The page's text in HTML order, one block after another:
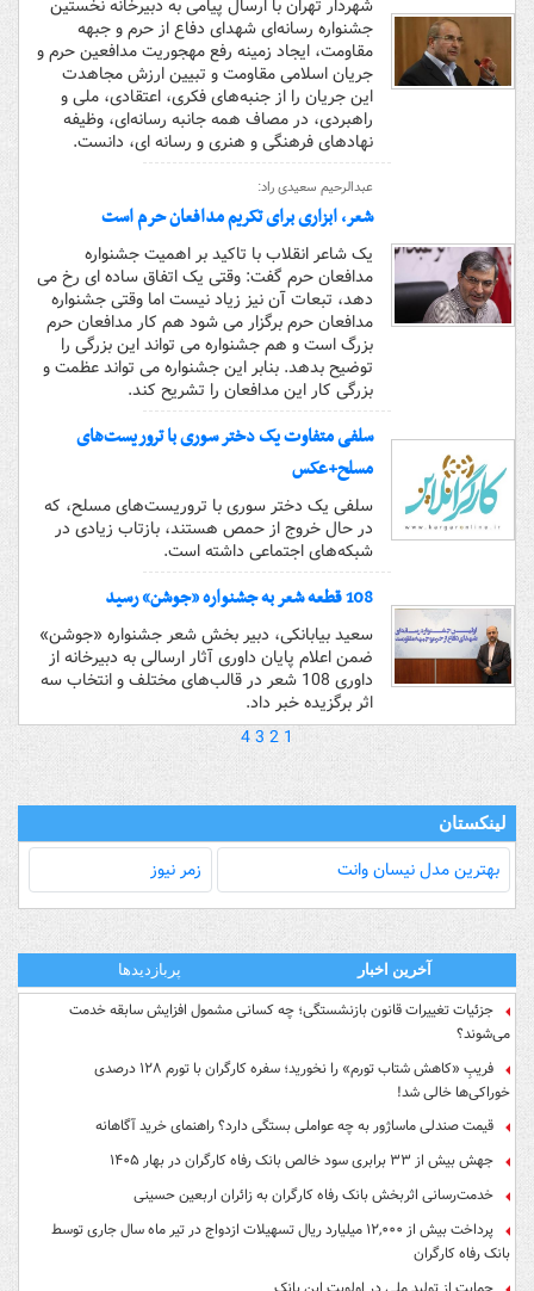
شهردار تهران با ارسال پیامی به دبیرخانه نخستین
جشنواره رسانه‌ای شهدای دفاع از حرم و جبهه
مقاومت، ایجاد زمینه رفع مهجوریت مدافعین حرم و
جریان اسلامی مقاومت و تبیین ارزش مجاهدت
این جریان را از جنبه‌های فکری، اعتقادی، ملی و
راهبردی، در مصاف همه جانبه رسانه‌ای، وظیفه
نهادهای فرهنگی و هنری و رسانه ای، دانست.
عبدالرحیم سعیدی راد:
شعر، ابزاری برای تکریم مدافعان حرم است
یک شاعر انقلاب با تاکید بر اهمیت جشنواره
مدافعان حرم گفت: وقتی یک اتفاق ساده ای رخ می
دهد، تبعات آن نیز زیاد نیست اما وقتی جشنواره
مدافعان حرم برگزار می شود هم کار مدافعان حرم
بزرگ است و هم جشنواره می تواند این بزرگی را
توضیح بدهد. بنابر این جشنواره می تواند عظمت و
بزرگی کار این مدافعان را تشریح کند.
سلفی متفاوت یک دختر سوری با تروریست‌های
مسلح+عکس
سلفی یک دختر سوری با تروریست‌های مسلح، که
در حال خروج از حمص هستند، بازتاب زیادی در
شبکه‌های اجتماعی داشته است.
108 قطعه شعر به جشنواره «جوشن» رسید
سعید بیابانکی، دبیر بخش شعر جشنواره «جوشن»
ضمن اعلام پایان داوری آثار ارسالی به دبیر‌خانه از
داوری 108 شعر در قالب‌های مختلف و انتخاب سه
اثر برگزیده خبر داد.
1
2
3
4
لینکستان
بهترین مدل‌ نیسان وانت زمر نیوز
آخرین اخبار